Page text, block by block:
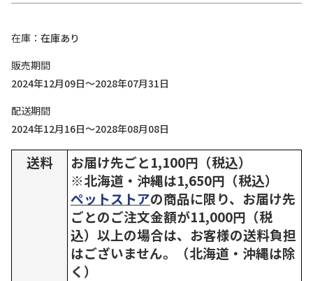
在庫
在庫あり
販売期間
2024年12月09日～2028年07月31日
配送期間
2024年12月16日～2028年08月08日
送料
お届け先ごと1,100円（税込）
※北海道・沖縄は1,650円（税込）
ペットストアの商品に限り、お届け先
ごとのご注文金額が11,000円（税
込）以上の場合は、お客様の送料負担
はございません。（北海道・沖縄は除
く）